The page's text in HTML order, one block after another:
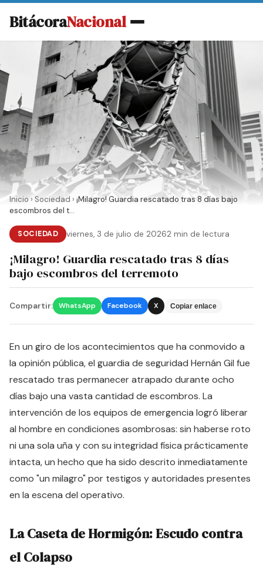
BitácoraNacional
Inicio › Sociedad › ¡Milagro! Guardia rescatado tras 8 días bajo
escombros del t...
SOCIEDAD viernes, 3 de julio de 20262 min de lectura
¡Milagro! Guardia rescatado tras 8 días
bajo escombros del terremoto
Compartir: WhatsApp Facebook X Copiar enlace
En un giro de los acontecimientos que ha conmovido a
la opinión pública, el guardia de seguridad Hernán Gil fue
rescatado tras permanecer atrapado durante ocho
días bajo una vasta cantidad de escombros. La
intervención de los equipos de emergencia logró liberar
al hombre en condiciones asombrosas: sin haberse roto
ni una sola uña y con su integridad física prácticamente
intacta, un hecho que ha sido descrito inmediatamente
como "un milagro" por testigos y autoridades presentes
en la escena del operativo.
La Caseta de Hormigón: Escudo contra
el Colapso